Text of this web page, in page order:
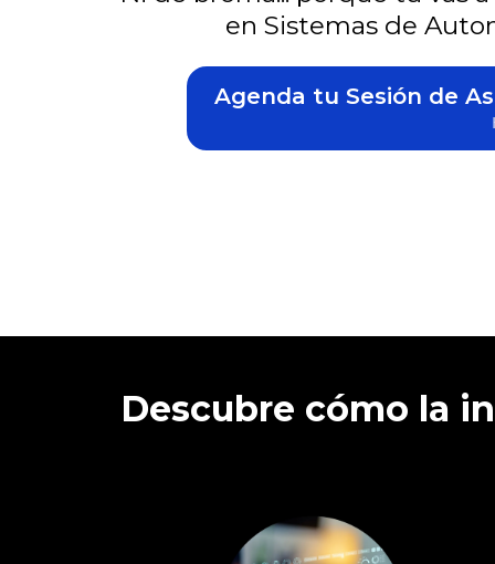
en Sistemas de
Agenda tu Sesión de
Descubre cómo la